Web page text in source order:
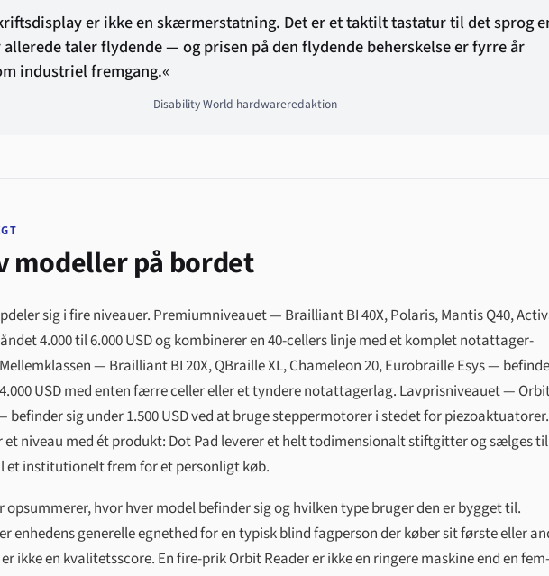
er ikke en skærmerstatning. Det er et taktilt tastatur til det sprog
taler flydende — og prisen på den flydende beherskelse er fyrre år
industriel fremgang.«
— Disability World hardwareredaktion
modeller på bordet
sig i fire niveauer. Premiumniveauet — Brailliant BI 40X, Polaris, Mantis Q40,
4.000 til 6.000 USD og kombinerer en 40-cellers linje med et komplet notattager-
— Brailliant BI 20X, QBraille XL, Chameleon 20, Eurobraille Esys —
USD med enten færre celler eller et tyndere notattagerlag. Lavprisniveauet —
befinder sig under 1.500 USD ved at bruge steppermotorer i stedet for piezoaktuatorer.
et niveau med ét produkt: Dot Pad leverer et helt todimensionalt stiftgitter og sælges
et institutionelt frem for et personligt køb.
opsummerer, hvor hver model befinder sig og hvilken type bruger den er bygget til.
enhedens generelle egnethed for en typisk blind fagperson der køber sit første eller
ikke en kvalitetsscore. En fire-prik Orbit Reader er ikke en ringere maskine end en